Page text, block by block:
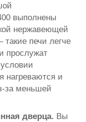
выполнены
нержавеющей
печи легче
прослужат
нагреваются и
за меньшей
дверца. Вы